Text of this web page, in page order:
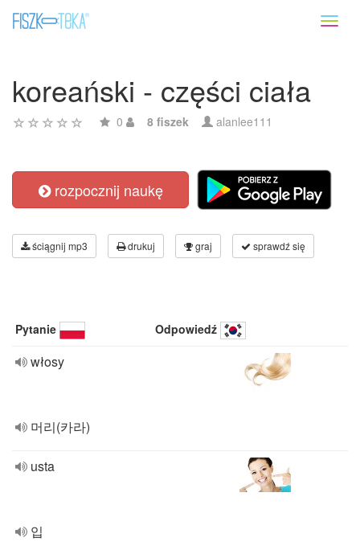
koreański - części ciała
0 8 fiszek alanlee111
rozpocznij naukę
ściągnij mp3 drukuj graj sprawdź się
Pytanie Odpowiedź
włosy
머리(카라)
usta
입